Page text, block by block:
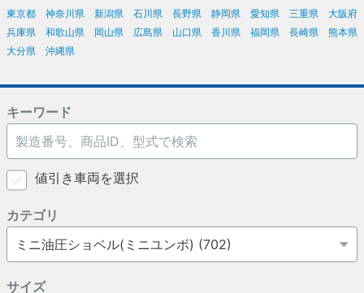
東京都
神奈川県 新潟県 石川県 長野県 静岡県 愛知県 三重県
大阪府
兵庫県
和歌山県 岡山県 広島県 山口県 香川県 福岡県 長崎県
熊本県
大分県
沖縄県
キーワード
値引き車両を選択
カテゴリ
サイズ